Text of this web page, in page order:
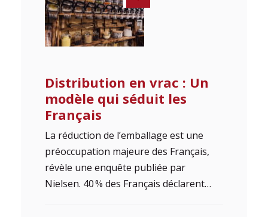
Distribution en vrac : Un
modèle qui séduit les
Français
La réduction de l’emballage est une
préoccupation majeure des Français,
révèle une enquête publiée par
Nielsen. 40 % des Français déclarent…